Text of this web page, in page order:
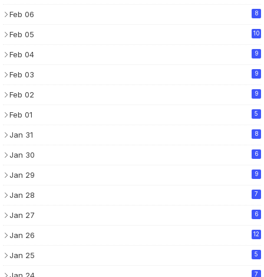
Feb 06 8
Feb 05 10
Feb 04 9
Feb 03 9
Feb 02 9
Feb 01 5
Jan 31 8
Jan 30 6
Jan 29 9
Jan 28 7
Jan 27 6
Jan 26 12
Jan 25 5
7